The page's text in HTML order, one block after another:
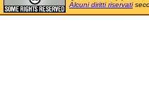
Alcuni diritti riservati